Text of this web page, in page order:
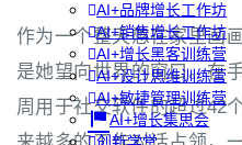
AI+品牌增长工作坊
AI+销售增长工作坊
AI+增长黑客训练营
AI+设计思维训练营
AI+敏捷管理训练营
AI+增长集思会
作为一个整天憋在家里画
是她望向世界的窗口。在
周用于社交软件的超过42